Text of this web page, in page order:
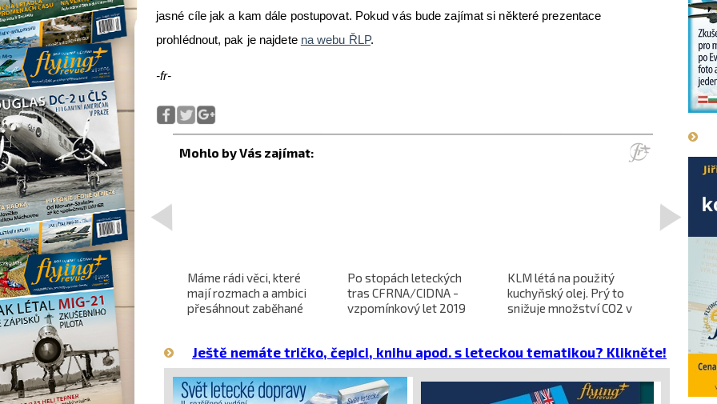
jasné cíle jak a kam dále postupovat. Pokud vás bude zajímat si některé prezentace
prohlédnout, pak je najdete na webu ŘLP.
-fr-
Projekt nadzvukového
letounu X-59 QueSST
směřuje k prvnímu letu
Máme rádi věci, které
mají rozmach a ambici
přesáhnout zaběhané
Po stopách leteckých
tras CFRNA/CIDNA -
vzpomínkový let 2019
KLM létá na použitý
kuchyňský olej. Prý to
snižuje množství CO2 v
L-610
projekt
cena
>
Ještě nemáte tričko, čepici, knihu apod. s leteckou tematikou? Klikněte!